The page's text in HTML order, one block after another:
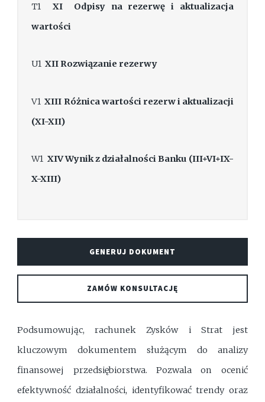
T1 XI
Odpisy na rezerwę i aktualizacja
wartości
U1XII Rozwiązanie rezerwy
V1XIII Różnica wartości rezerw i aktualizacji
(XI-XII)
W1 XIVWynik z działalności Banku (III+VI+IX-
X-XIII)
GENERUJ DOKUMENT
ZAMÓW KONSULTACJĘ
Podsumowując, rachunek Zysków i Strat jest
kluczowym dokumentem służącym do analizy
finansowej przedsiębiorstwa. Pozwala on ocenić
efektywność działalności, identyfikować trendy oraz